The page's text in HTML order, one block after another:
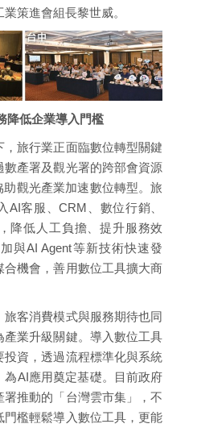
策進會組長黎世威。
降低企業導入門檻
旅行業正面臨數位轉型關鍵
產署及觀光署的跨部會資源
觀光產業加速數位轉型。旅
AI客服、CRM、數位行銷、
降低人工負擔、提升服務效
與AI Agent等新技術快速發
合機會，善用數位工具擴大商
客消費模式與服務期待也同
業升級關鍵。導入數位工具
資，透過流程標準化與系統
AI應用奠定基礎。目前政府
推動的「台灣雲市集」，不
檻輕鬆導入數位工具，更能